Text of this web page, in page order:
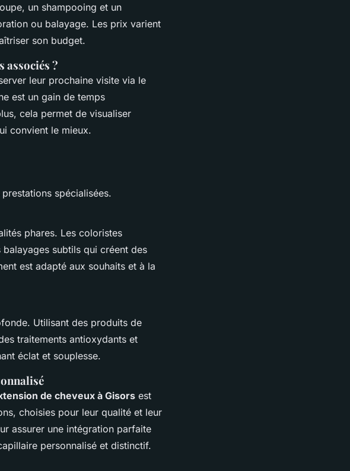
un shampooing et un
ou balayage. Les prix varient
son budget.
associés ?
leur prochaine visite via le
est un gain de temps
cela permet de visualiser
convient le mieux.
spécialisées.
phares. Les coloristes
subtils qui créent des
est adapté aux souhaits et à la
Utilisant des produits de
traitements antioxydants et
éclat et souplesse.
de cheveux à Gisors est
choisies pour leur qualité et leur
assurer une intégration parfaite
personnalisé et distinctif.